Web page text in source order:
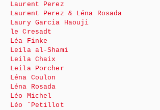
Laurent Perez
Laurent Perez & Léna Rosada
Laury Garcia Haouji
le Cresadt
Léa Finke
Leila al-Shami
Leila Chaix
Leila Porcher
Léna Coulon
Léna Rosada
Léo Michel
Léo ¨Petillot